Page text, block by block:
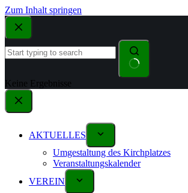
Zum Inhalt springen
Keine Ergebnisse
AKTUELLES
Umgestaltung des Kirchplatzes
Veranstaltungskalender
VEREIN